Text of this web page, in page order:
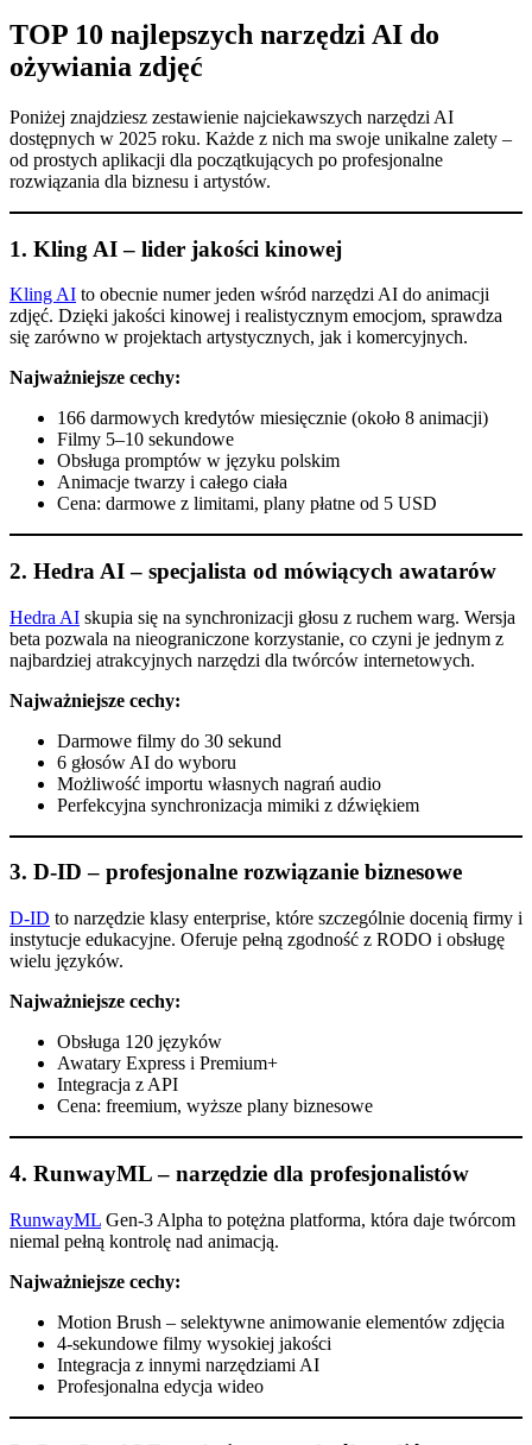
TOP 10 najlepszych narzędzi AI do
ożywiania zdjęć
Poniżej znajdziesz zestawienie najciekawszych narzędzi AI
dostępnych w 2025 roku. Każde z nich ma swoje unikalne zalety –
od prostych aplikacji dla początkujących po profesjonalne
rozwiązania dla biznesu i artystów.
1. Kling AI – lider jakości kinowej
Kling AI to obecnie numer jeden wśród narzędzi AI do animacji
zdjęć. Dzięki jakości kinowej i realistycznym emocjom, sprawdza
się zarówno w projektach artystycznych, jak i komercyjnych.
Najważniejsze cechy:
166 darmowych kredytów miesięcznie (około 8 animacji)
Filmy 5–10 sekundowe
Obsługa promptów w języku polskim
Animacje twarzy i całego ciała
Cena: darmowe z limitami, plany płatne od 5 USD
2. Hedra AI – specjalista od mówiących awatarów
Hedra AI skupia się na synchronizacji głosu z ruchem warg. Wersja
beta pozwala na nieograniczone korzystanie, co czyni je jednym z
najbardziej atrakcyjnych narzędzi dla twórców internetowych.
Najważniejsze cechy:
Darmowe filmy do 30 sekund
6 głosów AI do wyboru
Możliwość importu własnych nagrań audio
Perfekcyjna synchronizacja mimiki z dźwiękiem
3. D-ID – profesjonalne rozwiązanie biznesowe
D-ID to narzędzie klasy enterprise, które szczególnie docenią firmy i
instytucje edukacyjne. Oferuje pełną zgodność z RODO i obsługę
wielu języków.
Najważniejsze cechy:
Obsługa 120 języków
Awatary Express i Premium+
Integracja z API
Cena: freemium, wyższe plany biznesowe
4. RunwayML – narzędzie dla profesjonalistów
RunwayML Gen-3 Alpha to potężna platforma, która daje twórcom
niemal pełną kontrolę nad animacją.
Najważniejsze cechy:
Motion Brush – selektywne animowanie elementów zdjęcia
4-sekundowe filmy wysokiej jakości
Integracja z innymi narzędziami AI
Profesjonalna edycja wideo